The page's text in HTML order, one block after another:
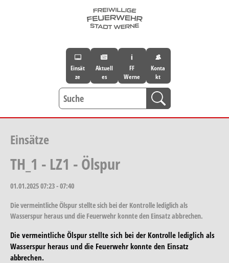
Einsät
ze
Aktuell
es
FF
Werne
Konta
kt
Einsätze
TH_1 - LZ1 - Ölspur
01.01.202507:23 - 07:40
Die vermeintliche Ölspur stellte sich bei der Kontrolle lediglich als
Wasserspur heraus und die Feuerwehr konnte den Einsatz abbrechen.
Die vermeintliche Ölspur stellte sich bei der Kontrolle lediglich als
Wasserspur heraus und die Feuerwehr konnte den Einsatz
abbrechen.